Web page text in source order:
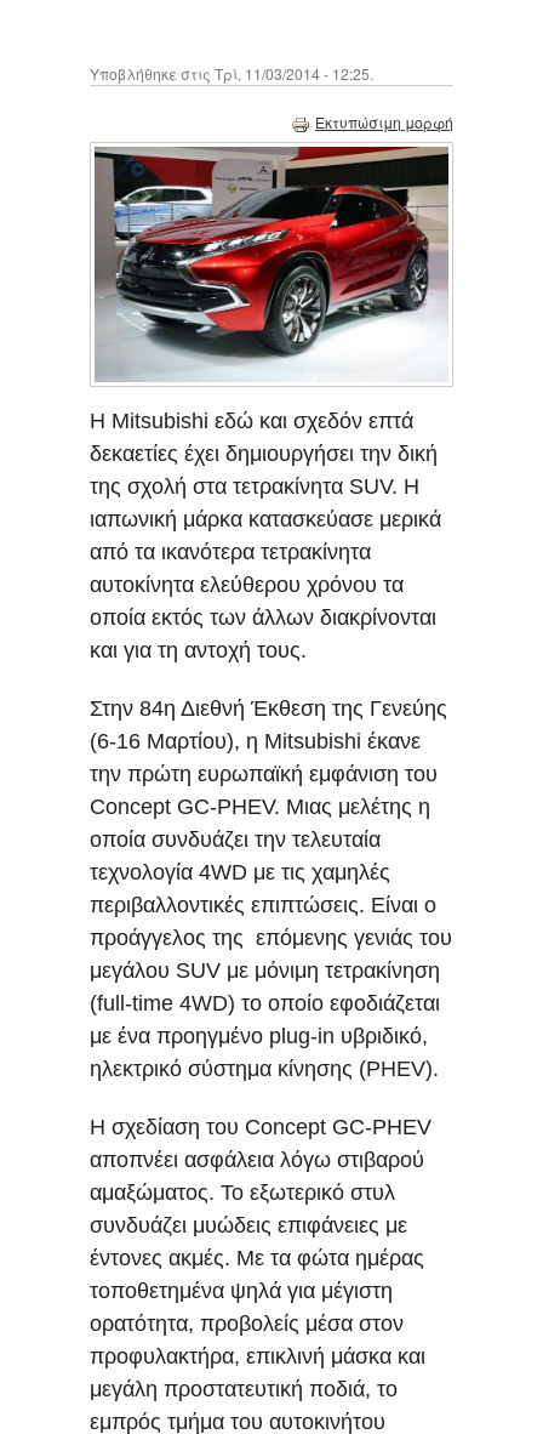
Υποβλήθηκε στις Τρί, 11/03/2014 - 12:25.
Εκτυπώσιμη μορφή
Η Mitsubishi εδώ και σχεδόν επτά
δεκαετίες έχει δημιουργήσει την δική
της σχολή στα τετρακίνητα SUV. H
ιαπωνική μάρκα κατασκεύασε μερικά
από τα ικανότερα τετρακίνητα
αυτοκίνητα ελεύθερου χρόνου τα
οποία εκτός των άλλων διακρίνονται
και για τη αντοχή τους.
Στην 84η Διεθνή Έκθεση της Γενεύης
(6-16 Μαρτίου), η Mitsubishi έκανε
την πρώτη ευρωπαϊκή εμφάνιση του
Concept GC-PHEV. Μιας μελέτης η
οποία συνδυάζει την τελευταία
τεχνολογία 4WD με τις χαμηλές
περιβαλλοντικές επιπτώσεις. Είναι ο
προάγγελος της επόμενης γενιάς του
μεγάλου SUV με μόνιμη τετρακίνηση
(full-time 4WD) το οποίο εφοδιάζεται
με ένα προηγμένο plug-in υβριδικό,
ηλεκτρικό σύστημα κίνησης (PHEV).
Η σχεδίαση του Concept GC-PHEV
αποπνέει ασφάλεια λόγω στιβαρού
αμαξώματος. Το εξωτερικό στυλ
συνδυάζει μυώδεις επιφάνειες με
έντονες ακμές. Με τα φώτα ημέρας
τοποθετημένα ψηλά για μέγιστη
ορατότητα, προβολείς μέσα στον
προφυλακτήρα, επικλινή μάσκα και
μεγάλη προστατευτική ποδιά, το
εμπρός τμήμα του αυτοκινήτου